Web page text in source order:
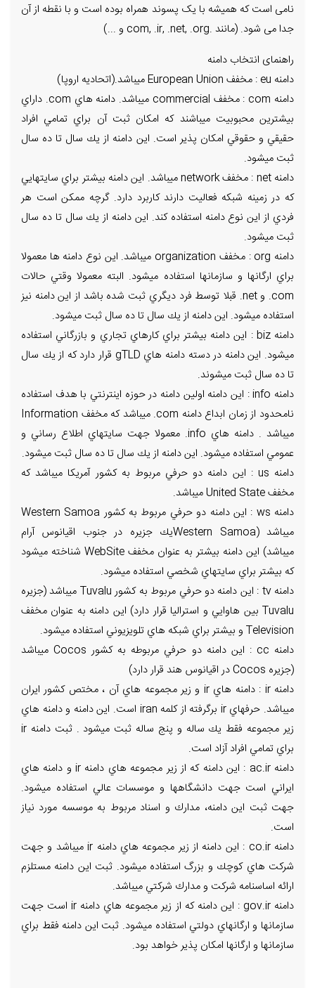
نامی است که همیشه با یک پسوند همراه بوده است و با نقطه از آن
جدا می شود. (مانند .com, .ir, .net, .org و ...)
راهنمای انتخاب دامنه
دامنه eu : مخفف European Union ميباشد.(اتحادیه اروپا)
دامنه com : مخفف commercial ميباشد. دامنه هاي com. داراي
بيشترين محبوبيت ميباشند كه امكان ثبت آن براي تمامي افراد
حقيقي و حقوقي امكان پذير است. اين دامنه از يك سال تا ده سال
ثبت ميشود.
دامنه net : مخفف network ميباشد. اين دامنه بيشتر براي سايتهايي
كه در زمينه شبكه فعاليت دارند كاربرد دارد. گرچه ممكن است هر
فردي از اين نوع دامنه استفاده كند. اين دامنه از يك سال تا ده سال
ثبت ميشود.
دامنه org : مخفف organization ميباشد. اين نوع دامنه ها معمولا
براي ارگانها و سازمانها استفاده ميشود. البته معمولا وقتي حالات
com. و net. قبلا توسط فرد ديگري ثبت شده باشد از اين دامنه نيز
استفاده ميشود. اين دامنه از يك سال تا ده سال ثبت ميشود.
دامنه biz : اين دامنه بيشتر براي كارهاي تجاري و بازرگاني استفاده
ميشود. اين دامنه در دسته دامنه هاي gTLD قرار دارد كه از يك سال
تا ده سال ثبت ميشوند.
دامنه info : اين دامنه اولين دامنه در حوزه اينترنتي با هدف استفاده
نامحدود از زمان ابداع دامنه com. ميباشد كه مخفف Information
ميباشد . دامنه هاي info. معمولا جهت سايتهاي اطلاع رساني و
عمومي استفاده ميشود. اين دامنه از يك سال تا ده سال ثبت ميشود.
دامنه us : اين دامنه دو حرفي مربوط به كشور آمريكا ميباشد كه
مخفف United State ميباشد.
دامنه ws : اين دامنه دو حرفي مربوط به كشور Western Samoa
ميباشد (Western Samoaيك جزيره در جنوب اقيانوس آرام
ميباشد) اين دامنه بيشتر به عنوان مخفف WebSite شناخته ميشود
كه بيشتر براي سايتهاي شخصي استفاده ميشود.
دامنه tv : اين دامنه دو حرفي مربوط به كشور Tuvalu ميباشد (جزيره
Tuvalu بين هاوايي و استراليا قرار دارد) اين دامنه به عنوان مخفف
Television و بيشتر براي شبكه هاي تلويزيوني استفاده ميشود.
دامنه cc : اين دامنه دو حرفي مربوطه به كشور Cocos ميباشد
(جزيره Cocos در اقيانوس هند قرار دارد)
دامنه ir : دامنه هاي ir و زير مجموعه هاي آن ، مختص كشور ايران
ميباشد. حرفهاي ir برگرفته از كلمه iran است. اين دامنه و دامنه هاي
زير مجموعه فقط يك ساله و پنج ساله ثبت ميشود . ثبت دامنه ir
براي تمامي افراد آزاد است.
دامنه ac.ir : اين دامنه كه از زير مجموعه هاي دامنه ir و دامنه هاي
ايراني است جهت دانشگاهها و موسسات عالي استفاده ميشود.
جهت ثبت اين دامنه، مدارك و اسناد مربوط به موسسه مورد نياز
است.
دامنه co.ir : اين دامنه از زير مجموعه هاي دامنه ir ميباشد و جهت
شركت هاي كوچك و بزرگ استفاده ميشود. ثبت اين دامنه مستلزم
ارائه اساسنامه شركت و مدارك شركتي ميباشد.
دامنه gov.ir : اين دامنه كه از زير مجموعه هاي دامنه ir است جهت
سازمانها و ارگانهاي دولتي استفاده ميشود. ثبت اين دامنه فقط براي
سازمانها و ارگانها امكان پذير خواهد بود.